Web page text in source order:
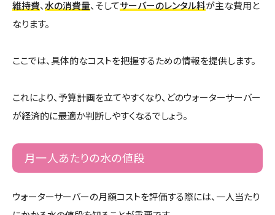
維持費、 水の消費量、そしてサーバーのレンタル料が主な費用と
なります。
ここでは、具体的なコストを把握するための情報を提供します。
これにより、予算計画を立てやすくなり、どのウォーターサーバー
が経済的に最適か判断しやすくなるでしょう。
月一人あたりの水の値段
ウォーターサーバーの月額コストを評価する際には、一人当たり